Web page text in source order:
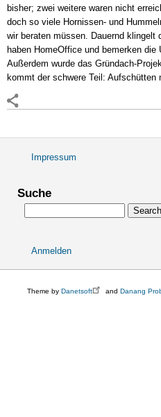
bisher; zwei weitere waren nicht
doch so viele Hornissen- und
wir beraten müssen. Dauernd klingelt
haben HomeOffice und bemerken die
Außerdem wurde das Gründach-
kommt der schwere Teil: Aufschütten
Fußbereichsmenü
Impressum
Suche
account
menu
Anmelden
Theme by Danetsoft and Danang